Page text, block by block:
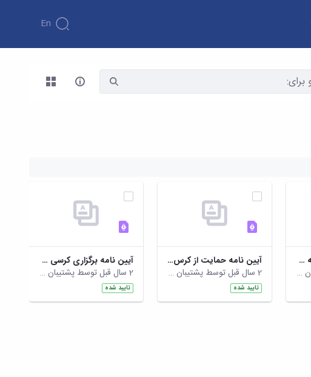
En
شرح وظایف وآیین نامه های شورای داوری وکمیته ناقدان کرسی ها
2 سال قبل توسط پشتیبان سپهرافزار ایرانیان
آیین نامه حمایت از کرس های نظریه پردازی، نقد و مناظره
2 سال قبل توسط پشتیبان سپهرافزار ایرانیان
تایید شده
آیین نامه برگزاری کرسی های ترویجی ویژه دانشگاهها
2 سال قبل توسط پشتیبان سپهرافزار ایرانیان
تایید شده